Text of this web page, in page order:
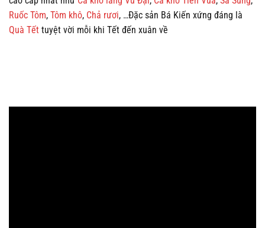
Ruốc Tôm, Tôm khô, Chả rươi, …Đặc sản Bá Kiến xứng đáng là
Quà Tết tuyệt vời mỗi khi Tết đến xuân về